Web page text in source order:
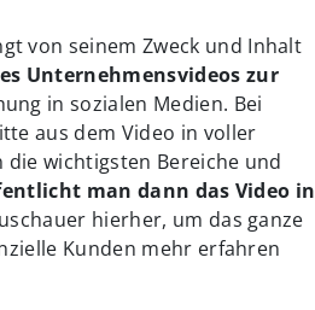
von seinem Zweck und Inhalt
Unternehmensvideos zur
in sozialen Medien. Bei
aus dem Video in voller
die wichtigsten Bereiche und
man dann das Video in
hierher, um das ganze
Kunden mehr erfahren